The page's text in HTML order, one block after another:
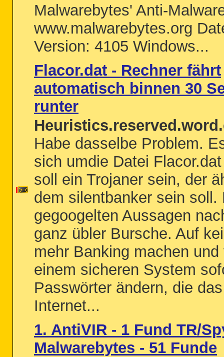
Malwarebytes' Anti-
www.malwarebytes.org
Version: 4105 Windows...
Flacor.dat - Rechner fährt
automatisch binnen 30
runter
Habe dasselbe Problem.
sich umdie Datei
soll ein Trojaner sein, der
dem silentbanker sein soll.
gegoogelten Aussagen
ganz übler Bursche. Auf
mehr Banking machen und
einem sicheren System
Passwörter ändern, die das
Internet...
1. AntiVIR - 1 Fund TR/
Malwarebytes - 51 Funde